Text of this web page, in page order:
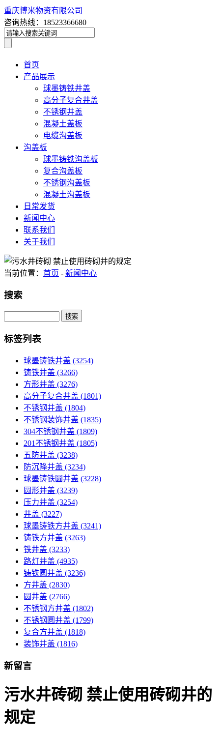
重庆博米物资有限公司
咨询热线：18523366680
首页
产品展示
球墨铸铁井盖
高分子复合井盖
不锈钢井盖
混凝土盖板
电缆沟盖板
沟盖板
球墨铸铁沟盖板
复合沟盖板
不锈钢沟盖板
混凝土沟盖板
日常发货
新闻中心
联系我们
关于我们
当前位置： 首页 - 新闻中心
搜索
Search
标签列表
球墨铸铁井盖 (3254)
铸铁井盖 (3266)
方形井盖 (3276)
高分子复合井盖 (1801)
不锈钢井盖 (1804)
不锈钢装饰井盖 (1835)
304不锈钢井盖 (1809)
201不锈钢井盖 (1805)
五防井盖 (3238)
防沉降井盖 (3234)
球墨铸铁圆井盖 (3228)
圆形井盖 (3239)
压力井盖 (3254)
井盖 (3227)
球墨铸铁方井盖 (3241)
铸铁方井盖 (3263)
铁井盖 (3233)
路灯井盖 (4935)
铸铁圆井盖 (3236)
方井盖 (2830)
圆井盖 (2766)
不锈钢方井盖 (1802)
不锈钢圆井盖 (1799)
复合方井盖 (1818)
装饰井盖 (1816)
新留言
污水井砖砌 禁止使用砖砌井的
规定